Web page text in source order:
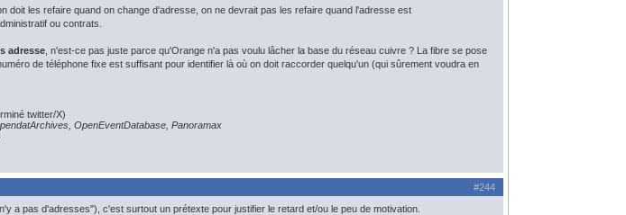
doit les refaire quand on change d'adresse, on ne devrait pas les refaire quand l'adresse est
ou contrats.
adresse , n'est-ce pas juste parce qu'Orange n'a pas voulu lâcher la base du réseau cuivre ? La fibre se pose
de téléphone fixe est suffisant pour identifier là où on doit raccorder quelqu'un (qui sûrement voudra en
twitter/X)
OpenEventDatabase, Panoramax
#244
a pas d'adresses"), c'est surtout un prétexte pour justifier le retard et/ou le peu de motivation.